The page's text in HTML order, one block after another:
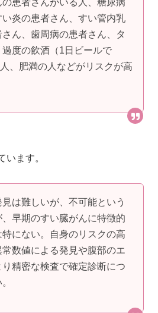
患者さんがいる人、糖尿病
炎の患者さん、すい管内乳
ん、歯周病の患者さん、タ
度の飲酒（1日ビールで
、肥満の人などがリスクが高
います。
は難しいが、不可能という
早期のすい臓がんに特徴的
にない。自身のリスクの高
数値による発見や腹部のエ
精密な検査で確定診断につ